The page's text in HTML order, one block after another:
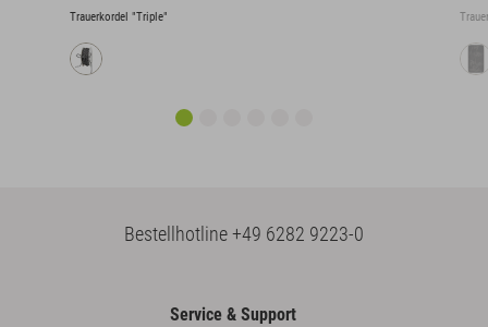
Trauerkordel "Triple"
Bestellhotline+49 6282 9223-0
Service & Support